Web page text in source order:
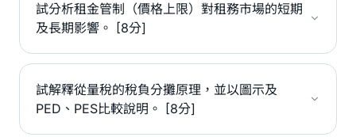
試分析租金管制（價格上限）對租務市場的短期
及長期影響。 [8分]
試解釋從量稅的稅負分攤原理，並以圖示及
PED、PES比較說明。 [8分]